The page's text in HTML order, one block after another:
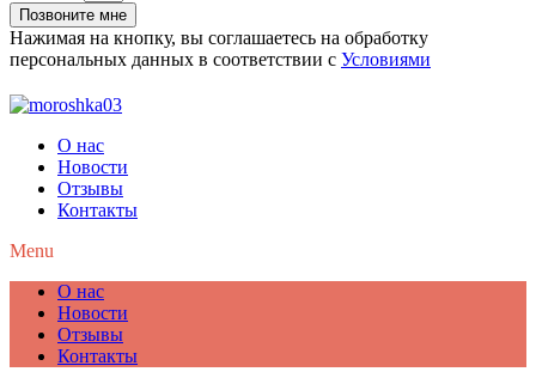
Позвоните мне
Нажимая на кнопку, вы соглашаетесь на обработку
персональных данных в соответствии с Условиями
О нас
Новости
Отзывы
Контакты
Menu
О нас
Новости
Отзывы
Контакты